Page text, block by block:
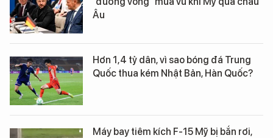
Âu
Hơn 1,4 tỷ dân, vì sao bóng đá Trung
Quốc thua kém Nhật Bản, Hàn Quốc?
Máy bay tiêm kích F-15 Mỹ bị bắn rơi,